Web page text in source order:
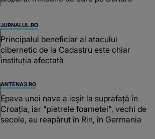
JURNALUL.RO
Principalul beneficiar al atacului
cibernetic de la Cadastru este chiar
instituţia afectată
ANTENA3.RO
Epava unei nave a ieșit la suprafață în
Croația, iar "pietrele foametei", vechi de
secole, au reapărut în Rin, în Germania